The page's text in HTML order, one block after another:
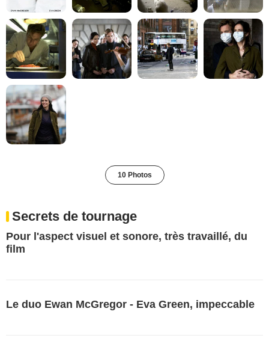
10 Photos
Secrets de tournage
Pour l'aspect visuel et sonore, très travaillé, du
film
Le duo Ewan McGregor - Eva Green, impeccable